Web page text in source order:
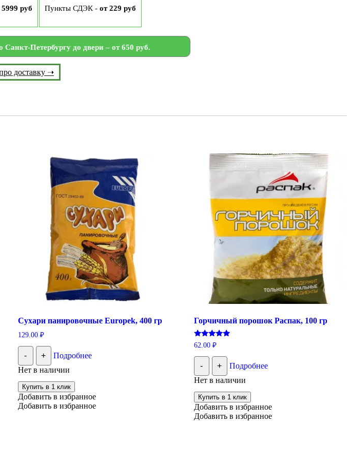
руб
Пункты СДЭК - от 229 руб
Санкт-Петербургу до двери – от 650 руб.
доставку ➝
Сухари панировочные Europek, 400 гр
129.00 ₽
- +
Подробнее
Нет в наличии
Купить в 1 клик
Добавить в избранное
Добавить в избранное
Горчичный порошок Распак, 100 гр
Оценка
5.00
из 5
62.00 ₽
- +
Подробнее
Нет в наличии
Купить в 1 клик
Добавить в избранное
Добавить в избранное